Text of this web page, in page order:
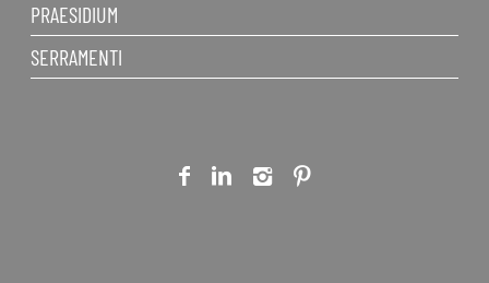
PRAESIDIUM
SERRAMENTI